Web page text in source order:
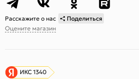
Расскажите о нас
Поделиться
Оцените магазин
ИКС 1340